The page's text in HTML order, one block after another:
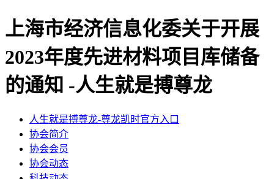
上海市经济信息化委关于开展
2023年度先进材料项目库储备
的通知 -人生就是搏尊龙
人生就是搏尊龙-尊龙凯时官方入口
协会简介
协会会员
协会动态